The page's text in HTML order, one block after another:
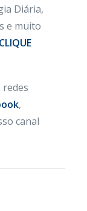
Diária,
e muito
CLIQUE
redes
,
canal